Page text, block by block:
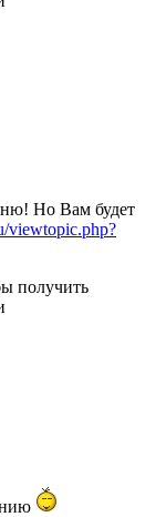
Но Вам будет
viewtopic.php?
получить